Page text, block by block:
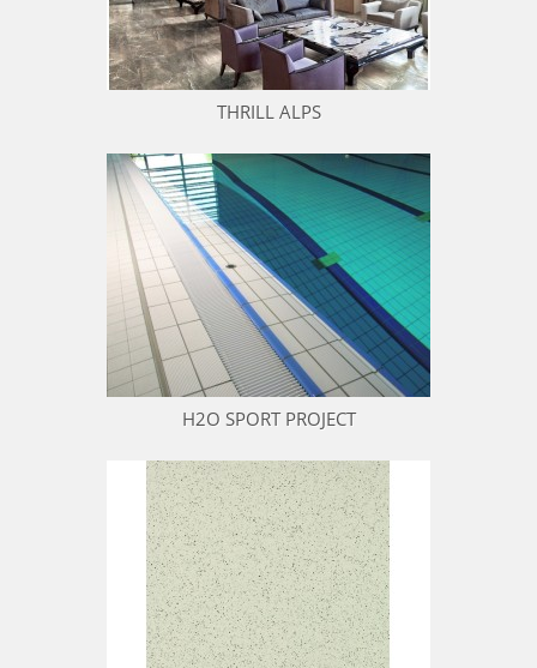
THRILL ALPS
H2O SPORT PROJECT